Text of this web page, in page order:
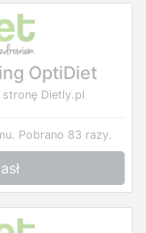
OptiDiet
stronę Dietly.pl
Pobrano 83 razy.